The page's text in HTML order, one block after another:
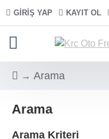
GIRIŞ YAP KAYIT OL
Arama
Arama
Arama Kriteri